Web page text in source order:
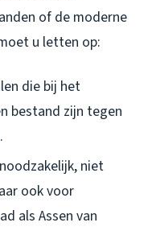
of de moderne
u letten op:
die bij het
bestand zijn tegen
niet
ook voor
als Assen van